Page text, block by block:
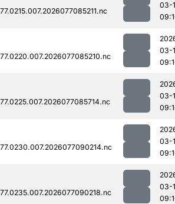
03-
03-
03-
03-
03-